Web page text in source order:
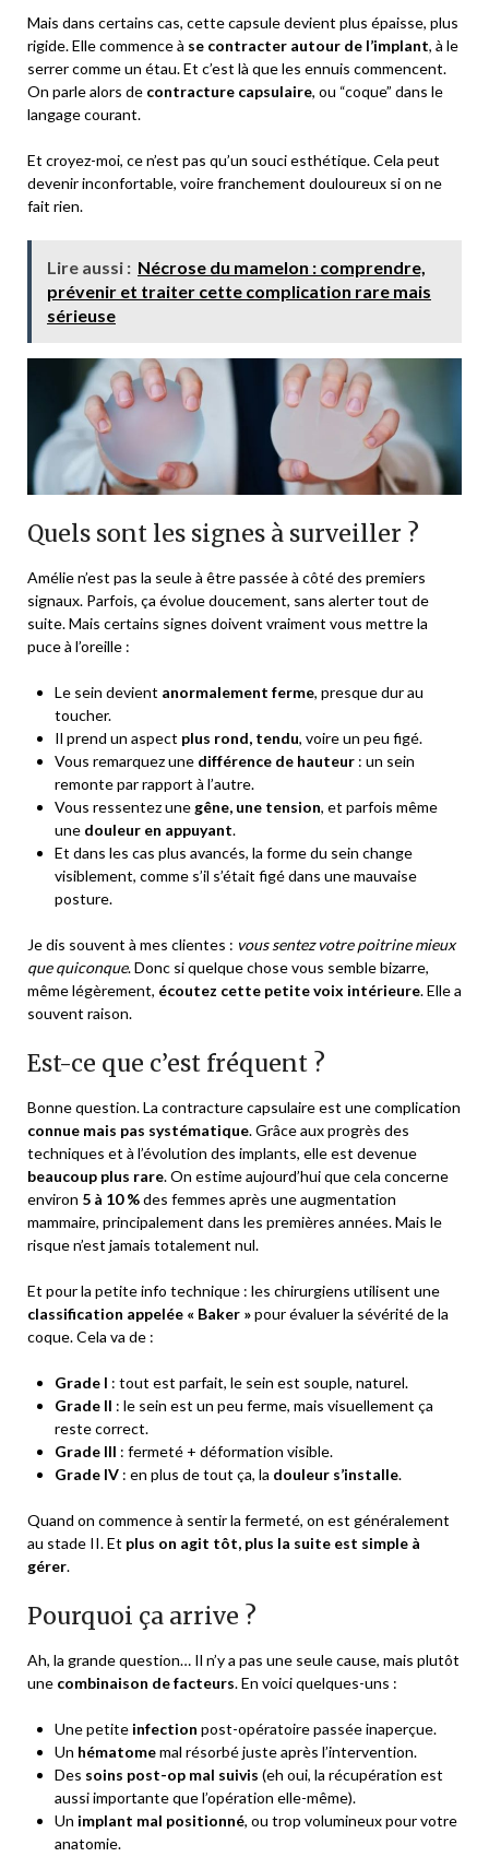
Mais dans certains cas, cette capsule devient plus épaisse, plus
rigide. Elle commence à se contracter autour de l’implant, à le
serrer comme un étau. Et c’est là que les ennuis commencent.
On parle alors de contracture capsulaire, ou “coque” dans le
langage courant.
Et croyez-moi, ce n’est pas qu’un souci esthétique. Cela peut
devenir inconfortable, voire franchement douloureux si on ne
fait rien.
Lire aussi : Nécrose du mamelon : comprendre,
prévenir et traiter cette complication rare mais
sérieuse
Quels sont les signes à surveiller ?
Amélie n’est pas la seule à être passée à côté des premiers
signaux. Parfois, ça évolue doucement, sans alerter tout de
suite. Mais certains signes doivent vraiment vous mettre la
puce à l’oreille :
Le sein devient anormalement ferme, presque dur au
toucher.
Il prend un aspect plus rond, tendu, voire un peu figé.
Vous remarquez une différence de hauteur : un sein
remonte par rapport à l’autre.
Vous ressentez une gêne, une tension, et parfois même
une douleur en appuyant.
Et dans les cas plus avancés, la forme du sein change
visiblement, comme s’il s’était figé dans une mauvaise
posture.
Je dis souvent à mes clientes : vous sentez votre poitrine mieux
que quiconque. Donc si quelque chose vous semble bizarre,
même légèrement, écoutez cette petite voix intérieure. Elle a
souvent raison.
Est-ce que c’est fréquent ?
Bonne question. La contracture capsulaire est une complication
connue mais pas systématique. Grâce aux progrès des
techniques et à l’évolution des implants, elle est devenue
beaucoup plus rare. On estime aujourd’hui que cela concerne
environ 5 à 10 %des femmes après une augmentation
mammaire, principalement dans les premières années. Mais le
risque n’est jamais totalement nul.
Et pour la petite info technique : les chirurgiens utilisent une
classification appelée « Baker »pour évaluer la sévérité de la
coque. Cela va de :
Grade I : tout est parfait, le sein est souple, naturel.
Grade II : le sein est un peu ferme, mais visuellement ça
reste correct.
Grade III : fermeté + déformation visible.
Grade IV : en plus de tout ça, la douleur s’installe.
Quand on commence à sentir la fermeté, on est généralement
au stade II. Et plus on agit tôt, plus la suite est simple à
gérer.
Pourquoi ça arrive ?
Ah, la grande question… Il n’y a pas une seule cause, mais plutôt
une combinaison de facteurs. En voici quelques-uns :
Une petite infection post-opératoire passée inaperçue.
Un hématomemal résorbé juste après l’intervention.
Des soins post-op mal suivis (eh oui, la récupération est
aussi importante que l’opération elle-même).
Un implant mal positionné, ou trop volumineux pour votre
anatomie.